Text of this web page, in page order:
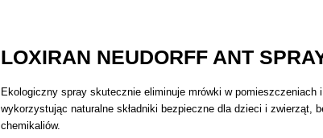
LOXIRAN NEUDORFF ANT
Ekologiczny spray skutecznie eliminuje mrówki w pomieszczeniach
wykorzystując naturalne składniki bezpieczne dla dzieci i zwierząt,
chemikaliów.